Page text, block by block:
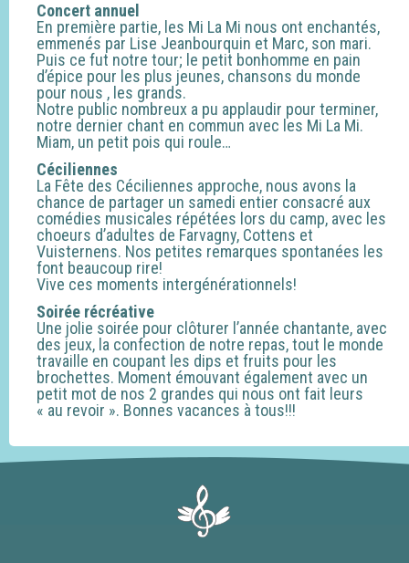
Concert annuel
En première partie, les Mi La Mi nous ont enchantés,
emmenés par Lise Jeanbourquin et Marc, son mari.
Puis ce fut notre tour; le petit bonhomme en pain
d’épice pour les plus jeunes, chansons du monde
pour nous , les grands.
Notre public nombreux a pu applaudir pour terminer,
notre dernier chant en commun avec les Mi La Mi.
Miam, un petit pois qui roule…
Céciliennes
La Fête des Céciliennes approche, nous avons la
chance de partager un samedi entier consacré aux
comédies musicales répétées lors du camp, avec les
choeurs d’adultes de Farvagny, Cottens et
Vuisternens. Nos petites remarques spontanées les
font beaucoup rire!
Vive ces moments intergénérationnels!
Soirée récréative
Une jolie soirée pour clôturer l’année chantante, avec
des jeux, la confection de notre repas, tout le monde
travaille en coupant les dips et fruits pour les
brochettes. Moment émouvant également avec un
petit mot de nos 2 grandes qui nous ont fait leurs
« au revoir ». Bonnes vacances à tous!!!